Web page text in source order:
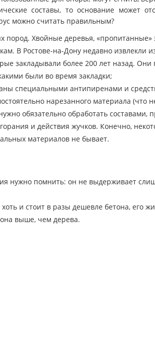
составы, то основание может
можно считать правильным?
пород. Хвойные деревья,
В Ростове-на-Дону недавно извлекли
закладывали более 200 лет назад. Они
были во время закладки;
специальными антипиренами и
нарезанного материала (что
обязательно обработать
и действия жучков. Конечно,
материалов не бывает.
нужно помнить: он не выдерживает
и стоит в разы дешевле бетона, его
выше, чем дерева.